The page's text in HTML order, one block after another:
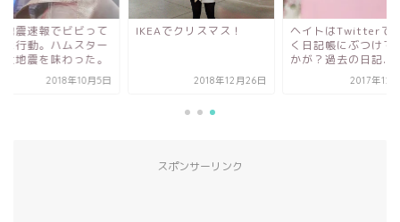
地震速報でビビって
た行動。ハムスター
地震を味わった。
2018年10月5日
IKEAでクリスマス！
2018年12月26日
ヘイトはTwitterで
く日記帳にぶつけて
かが？過去の日記...
2017年12
スポンサーリンク